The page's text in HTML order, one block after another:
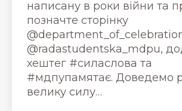
написану в роки війни та
позначте сторінку
@radastudentska_mdpu,
хештег #силаслова та
#мдпупамятає. Доведемо
велику силу…